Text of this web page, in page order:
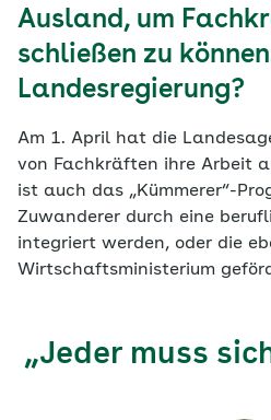
Ausland, um
schließen zu
Landesregierung?
Am 1. April hat die
von Fachkräften ihre Arbeit
ist auch das „Kümmerer“-
Zuwanderer durch eine
integriert werden, oder die
Wirtschaftsministerium
„Jeder muss